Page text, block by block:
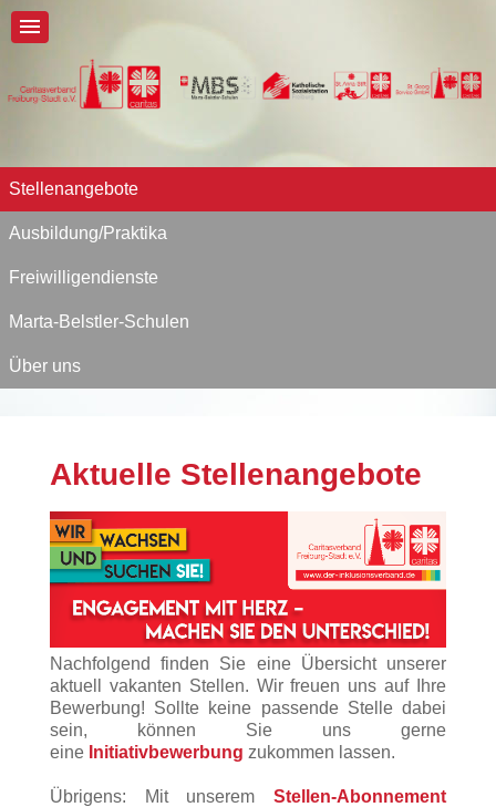
Stellenangebote
Ausbildung/Praktika
Freiwilligendienste
Marta-Belstler-Schulen
Über uns
Aktuelle Stellenangebote
Nachfolgend finden Sie eine Übersicht unserer
aktuell vakanten Stellen. Wir freuen uns auf Ihre
Bewerbung! Sollte keine passende Stelle dabei
sein, können Sie uns gerne
eine Initiativbewerbung zukommen lassen.
Übrigens: Mit unserem Stellen-Abonnement